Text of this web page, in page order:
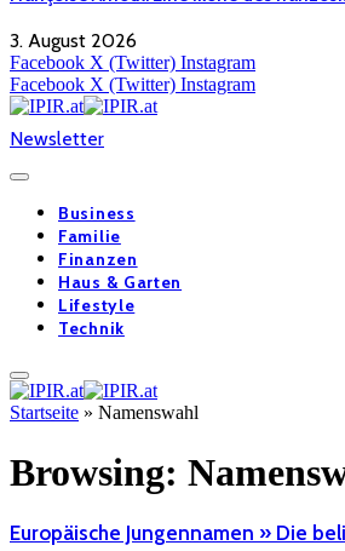
3. August 2026
Facebook X (Twitter) Instagram
Facebook X (Twitter) Instagram
Newsletter
Business
Familie
Finanzen
Haus & Garten
Lifestyle
Technik
Startseite » Namenswahl
Browsing:
Europäische Jungennamen » Die